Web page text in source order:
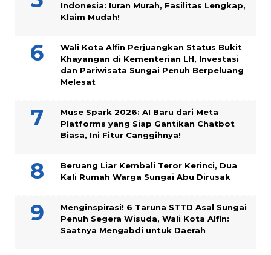
Indonesia: Iuran Murah, Fasilitas Lengkap,
Klaim Mudah!
Wali Kota Alfin Perjuangkan Status Bukit
Khayangan di Kementerian LH, Investasi
dan Pariwisata Sungai Penuh Berpeluang
Melesat
Muse Spark 2026: AI Baru dari Meta
Platforms yang Siap Gantikan Chatbot
Biasa, Ini Fitur Canggihnya!
Beruang Liar Kembali Teror Kerinci, Dua
Kali Rumah Warga Sungai Abu Dirusak
Menginspirasi! 6 Taruna STTD Asal Sungai
Penuh Segera Wisuda, Wali Kota Alfin:
Saatnya Mengabdi untuk Daerah